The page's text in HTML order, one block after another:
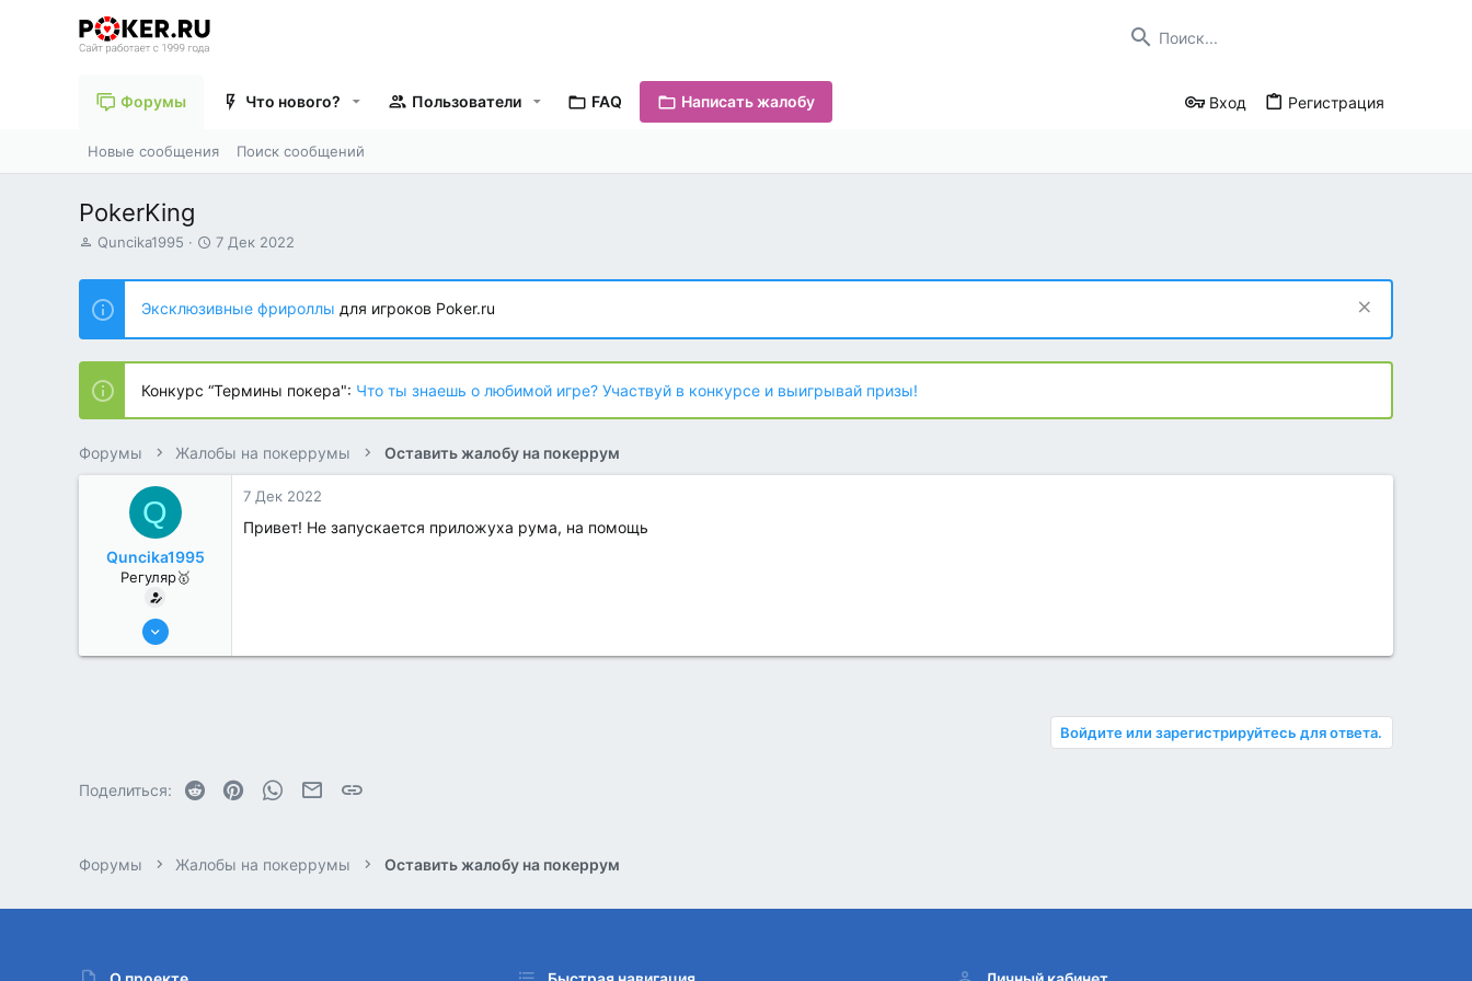
Форумы Что нового? Пользователи FAQ Написать жалобу Вход Регистрация
Новые сообщения Поиск сообщений
PokerKing
А
т
о
р
т
е
м
ы
Quncika1995
Д
т
н
а
ч
л
а
7 Дек 2022
Эксклюзивные фрироллы для игроков Poker.ru
Конкурс “Термины покера": Что ты знаешь о любимой игре? Участвуй в конкурсе и выигрывай призы!
Форумы Жалобы на покеррумы Оставить жалобу на покеррум
Q
Quncika1995
Регуляр🥇
19 Июл 2022
7 Дек 2022
Привет! Не запускается приложуха рума, на помощь
Войдите или зарегистрируйтесь для ответа.
Поделиться: Reddit PinterestWhatsAppЭлектронная почта
Форумы Жалобы на покеррумы Оставить жалобу на покеррум